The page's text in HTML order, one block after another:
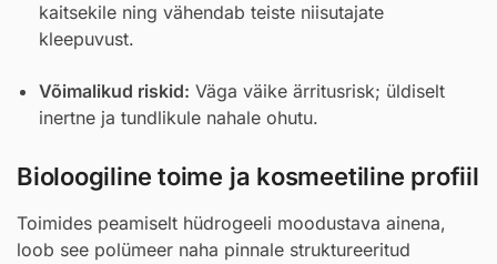
kaitsekile ning vähendab teiste niisutajate
kleepuvust.
Võimalikud riskid: Väga väike ärritusrisk; üldiselt
inertne ja tundlikule nahale ohutu.
Bioloogiline toime ja kosmeetiline profiil
Toimides peamiselt hüdrogeeli moodustava ainena,
loob see polümeer naha pinnale struktureeritud